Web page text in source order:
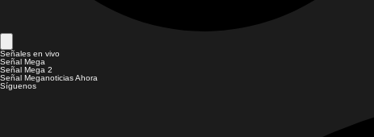
Señales en vivo
Señal Mega
Señal Mega 2
Señal Meganoticias Ahora
Síguenos